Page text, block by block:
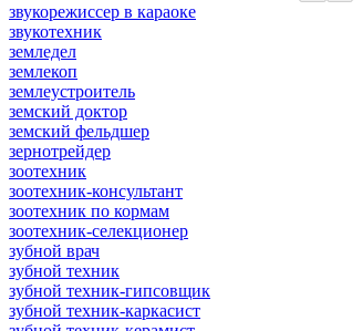
звукорежиссер в караоке
звукотехник
земледел
землекоп
землеустроитель
земский доктор
земский фельдшер
зернотрейдер
зоотехник
зоотехник-консультант
зоотехник по кормам
зоотехник-селекционер
зубной врач
зубной техник
зубной техник-гипсовщик
зубной техник-каркасист